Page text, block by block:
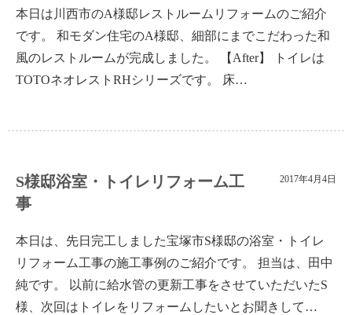
本日は川西市のA様邸レストルームリフォームのご紹介
です。 和モダン住宅のA様邸、細部にまでこだわった和
風のレストルームが完成しました。 【After】 トイレは
TOTOネオレストRHシリーズです。 床…
S様邸浴室・トイレリフォーム工
事
2017年4月4日
本日は、先日完工しました宝塚市S様邸の浴室・トイレ
リフォーム工事の施工事例のご紹介です。 担当は、田中
純です。 以前に給水管の更新工事をさせていただいたS
様、次回はトイレをリフォームしたいとお聞きして…